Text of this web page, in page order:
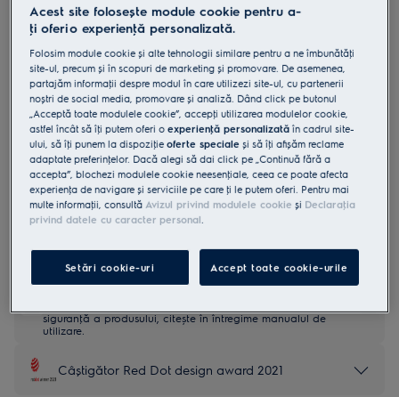
E9WHMIC1
Filtru Electrolux pentru reţinerea
microparticulelor din plastic, pentru
mașini de spălat rufe
0 (0)
Beneficii
Compatibil cu mașinile de spălat rufe de uz casnic Electrolux, AEG și
Zanussi.
Ajută la captarea particulelor de microplastic.
Te anunţă atunci când trebuie curăţat.
Instrucţiunile și avertismentele pentru utilizarea în siguranţă a
siguranţă a produsului, citește în întregime manualul de
utilizare.
Câștigător Red Dot design award 2021
Acest site folosește module cookie pentru a-
ţi oferi o experienţă personalizată.
Folosim module cookie și alte tehnologii similare pentru a ne îmbunătăţi
site-ul, precum și în scopuri de marketing și promovare. De asemenea,
partajăm informaţii despre modul în care utilizezi site-ul, cu partenerii
noștri de social media, promovare și analiză. Dând click pe butonul
„Acceptă toate modulele cookie”, accepţi utilizarea modulelor cookie,
astfel încât să îţi putem oferi oexperienţă personalizată în cadrul site-
ului, să îţi punem la dispoziţieoferte speciale și să îţi afișăm reclame
adaptate preferinţelor. Dacă alegi să dai click pe „Continuă fără a
accepta”, blochezi modulele cookie neesenţiale, ceea ce poate afecta
experienţa de navigare și serviciile pe care ţi le putem oferi. Pentru mai
multe informaţii, consultă Avizul privind modulele cookie și Declaraţia
privind datele cu caracter personal.
Setări cookie-uri Accept toate cookie-urile